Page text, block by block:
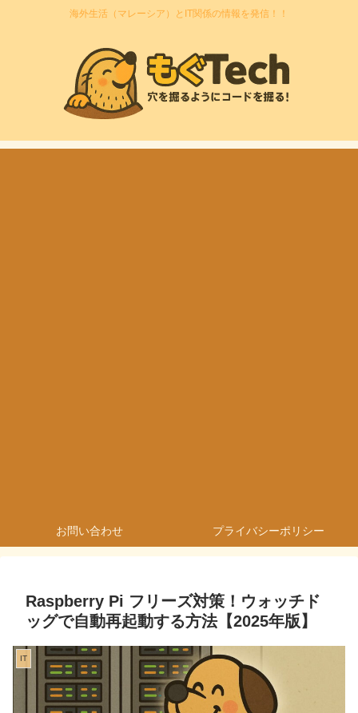
海外生活（マレーシア）とIT関係の情報を発信！！
お問い合わせ プライバシーポリシー
Raspberry Pi フリーズ対策！ウォッチド
ッグで自動再起動する方法【2025年版】
IT